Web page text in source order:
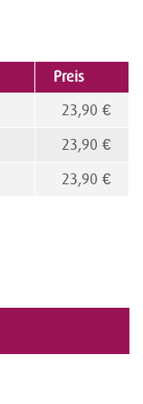
Preis
23,90 €
23,90 €
23,90 €